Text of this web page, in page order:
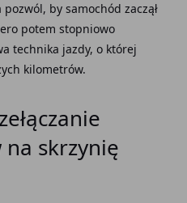
pozwól, by samochód zaczął
potem stopniowo
technika jazdy, o której
kilometrów.
na skrzynię